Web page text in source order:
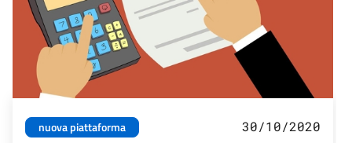
nuova piattaforma 30/10/2020